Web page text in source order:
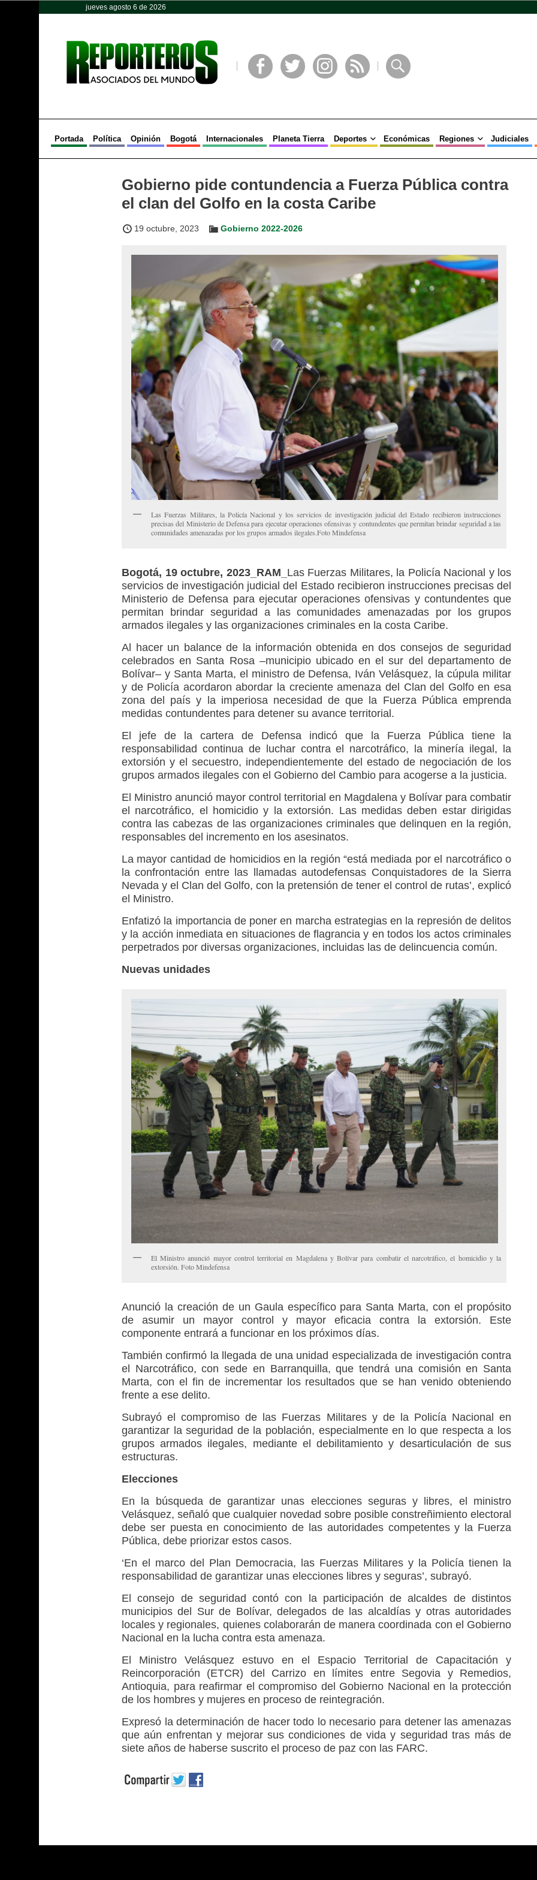
jueves agosto 6 de 2026
Portada Política Opinión Bogotá Internacionales Planeta Tierra Deportes Económicas Regiones Judiciales
Gobierno pide contundencia a Fuerza Pública contra
el clan del Golfo en la costa Caribe
19 octubre, 2023 Gobierno 2022-2026
Las Fuerzas Militares, la Policía Nacional y los servicios de investigación judicial del Estado recibieron instrucciones
precisas del Ministerio de Defensa para ejecutar operaciones ofensivas y contundentes que permitan brindar seguridad a las
comunidades amenazadas por los grupos armados ilegales.Foto Mindefensa
Bogotá, 19 octubre, 2023_RAM_ Las Fuerzas Militares, la Policía Nacional y los
servicios de investigación judicial del Estado recibieron instrucciones precisas del
Ministerio de Defensa para ejecutar operaciones ofensivas y contundentes que
permitan brindar seguridad a las comunidades amenazadas por los grupos
armados ilegales y las organizaciones criminales en la costa Caribe.
Al hacer un balance de la información obtenida en dos consejos de seguridad
celebrados en Santa Rosa –municipio ubicado en el sur del departamento de
Bolívar– y Santa Marta, el ministro de Defensa, Iván Velásquez, la cúpula militar
y de Policía acordaron abordar la creciente amenaza del Clan del Golfo en esa
zona del país y la imperiosa necesidad de que la Fuerza Pública emprenda
medidas contundentes para detener su avance territorial.
El jefe de la cartera de Defensa indicó que la Fuerza Pública tiene la
responsabilidad continua de luchar contra el narcotráfico, la minería ilegal, la
extorsión y el secuestro, independientemente del estado de negociación de los
grupos armados ilegales con el Gobierno del Cambio para acogerse a la justicia.
El Ministro anunció mayor control territorial en Magdalena y Bolívar para combatir
el narcotráfico, el homicidio y la extorsión. Las medidas deben estar dirigidas
contra las cabezas de las organizaciones criminales que delinquen en la región,
responsables del incremento en los asesinatos.
La mayor cantidad de homicidios en la región “está mediada por el narcotráfico o
la confrontación entre las llamadas autodefensas Conquistadores de la Sierra
Nevada y el Clan del Golfo, con la pretensión de tener el control de rutas’, explicó
el Ministro.
Enfatizó la importancia de poner en marcha estrategias en la represión de delitos
y la acción inmediata en situaciones de flagrancia y en todos los actos criminales
perpetrados por diversas organizaciones, incluidas las de delincuencia común.
Nuevas unidades
El Ministro anunció mayor control territorial en Magdalena y Bolívar para combatir el narcotráfico, el homicidio y la
extorsión. Foto Mindefensa
Anunció la creación de un Gaula específico para Santa Marta, con el propósito
de asumir un mayor control y mayor eficacia contra la extorsión. Este
componente entrará a funcionar en los próximos días.
También confirmó la llegada de una unidad especializada de investigación contra
el Narcotráfico, con sede en Barranquilla, que tendrá una comisión en Santa
Marta, con el fin de incrementar los resultados que se han venido obteniendo
frente a ese delito.
Subrayó el compromiso de las Fuerzas Militares y de la Policía Nacional en
garantizar la seguridad de la población, especialmente en lo que respecta a los
grupos armados ilegales, mediante el debilitamiento y desarticulación de sus
estructuras.
Elecciones
En la búsqueda de garantizar unas elecciones seguras y libres, el ministro
Velásquez, señaló que cualquier novedad sobre posible constreñimiento electoral
debe ser puesta en conocimiento de las autoridades competentes y la Fuerza
Pública, debe priorizar estos casos.
‘En el marco del Plan Democracia, las Fuerzas Militares y la Policía tienen la
responsabilidad de garantizar unas elecciones libres y seguras’, subrayó.
El consejo de seguridad contó con la participación de alcaldes de distintos
municipios del Sur de Bolívar, delegados de las alcaldías y otras autoridades
locales y regionales, quienes colaborarán de manera coordinada con el Gobierno
Nacional en la lucha contra esta amenaza.
El Ministro Velásquez estuvo en el Espacio Territorial de Capacitación y
Reincorporación (ETCR) del Carrizo en límites entre Segovia y Remedios,
Antioquia, para reafirmar el compromiso del Gobierno Nacional en la protección
de los hombres y mujeres en proceso de reintegración.
Expresó la determinación de hacer todo lo necesario para detener las amenazas
que aún enfrentan y mejorar sus condiciones de vida y seguridad tras más de
siete años de haberse suscrito el proceso de paz con las FARC.
Opinión Política